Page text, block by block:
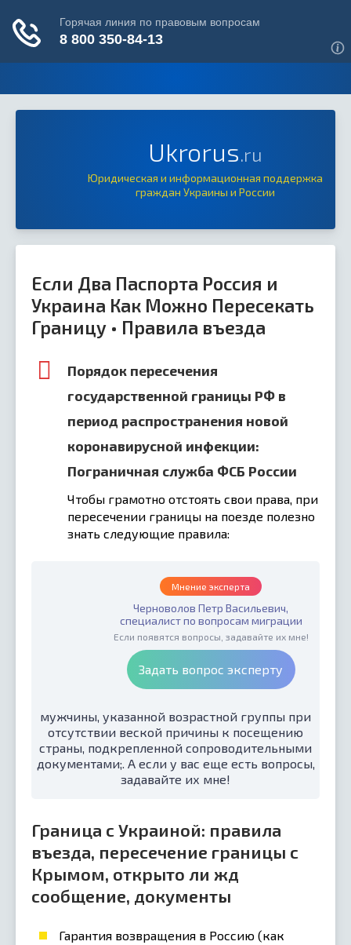
Ukrorus.ru
Юридическая и информационная поддержка
граждан Украины и России
Если Два Паспорта Россия и
Украина Как Можно Пересекать
Границу • Правила въезда
Порядок пересечения
государственной границы РФ в
период распространения новой
коронавирусной инфекции:
Пограничная служба ФСБ России
Чтобы грамотно отстоять свои права, при
пересечении границы на поезде полезно
знать следующие правила:
Мнение эксперта
Черноволов Петр Васильевич,
специалист по вопросам миграции
Если появятся вопросы, задавайте их мне!
Задать вопрос эксперту
мужчины, указанной возрастной группы при
отсутствии веской причины к посещению
страны, подкрепленной сопроводительными
документами;. А если у вас еще есть вопросы,
задавайте их мне!
Граница с Украиной: правила
въезда, пересечение границы с
Крымом, открыто ли жд
сообщение, документы
Гарантия возвращения в Россию (как